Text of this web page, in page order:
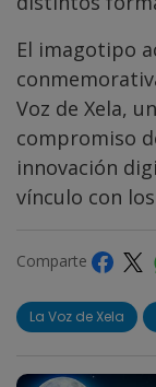
El imagotipo
Voz de Xela,
compromiso
innovación
vínculo con
Comparte
La Voz de Xela